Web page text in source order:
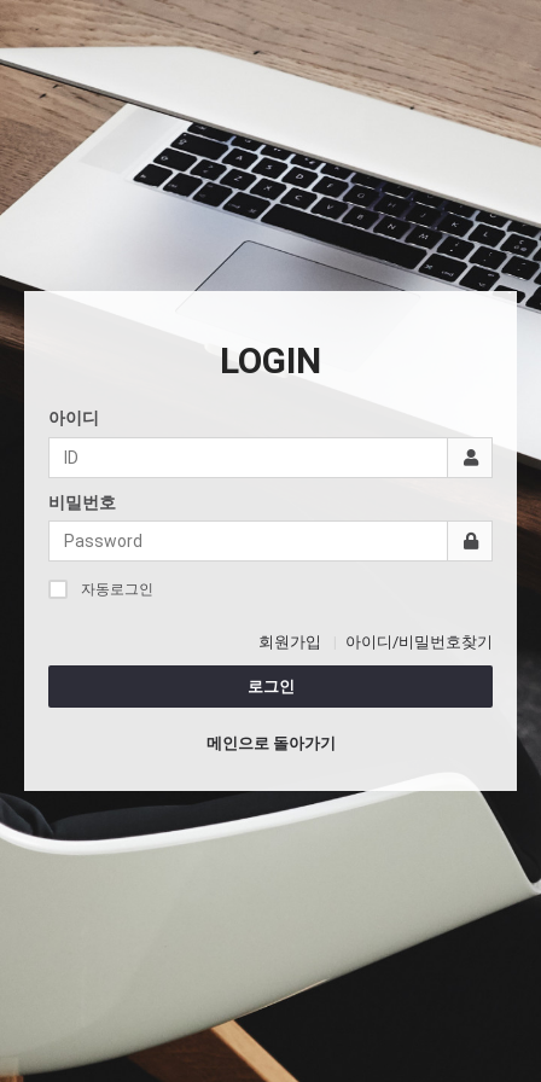
LOGIN
아이디
비밀번호
자동로그인
회원가입 아이디/비밀번호찾기
로그인
메인으로 돌아가기